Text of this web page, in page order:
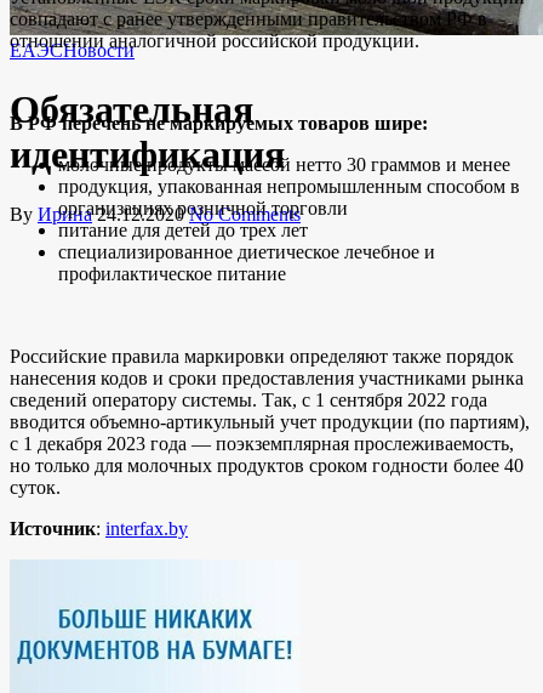
ЕАЭСНовости
Обязательная
идентификация
By Ирина 24.12.2020 No Comments
совпадают с ранее утвержденными правительством РФ в
отношении аналогичной российской продукции.
В РФ перечень не маркируемых товаров шире:
молочные продукты массой нетто 30 граммов и менее
продукция, упакованная непромышленным способом в
организациях розничной торговли
питание для детей до трех лет
специализированное диетическое лечебное и
профилактическое питание
Российские правила маркировки определяют также порядок
нанесения кодов и сроки предоставления участниками рынка
сведений оператору системы. Так, с 1 сентября 2022 года
вводится объемно-артикульный учет продукции (по партиям),
с 1 декабря 2023 года — поэкземплярная прослеживаемость,
но только для молочных продуктов сроком годности более 40
суток.
Источник: interfax.by